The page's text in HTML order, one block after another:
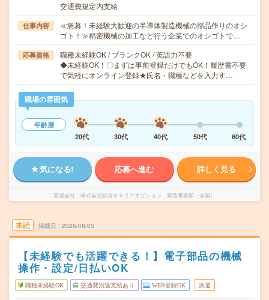
交通費規定内支給
仕事内容
≪急募！未経験大歓迎の半導体製造機械の部品作りのオシ
ゴト！≫精密機械の加工など行う企業でのオシゴトで…
応募資格
職種未経験OK / ブランクOK / 英語力不要
◆未経験OK！〇まずは事前登録だけでもOK！履歴書不要
で気軽にオンライン登録★氏名・職種などを入力す…
職場の雰囲気
年齢層
20代
30代 40代 50代 60代
気になる! 応募へ進む 詳しく見る
派遣会社 株式会社綜合キャリアオプション 製造事業部（全国）
未読 掲載日 2026/08/05
【未経験でも活躍できる！】電子部品の機械
操作・設定/日払いOK
職種未経験OK 交通費別途支給あり WEB登録OK 派遣